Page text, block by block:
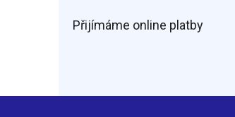
Přijímáme online platby